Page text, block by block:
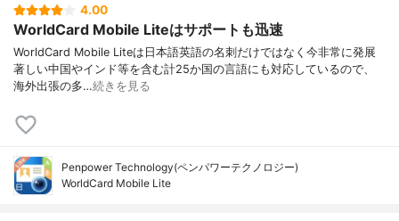
4.00
WorldCard Mobile Liteはサポートも迅速
WorldCard Mobile Liteは日本語英語の名刺だけではなく今非常に発展
著しい中国やインド等を含む計25か国の言語にも対応しているので、
海外出張の多…続きを見る
Penpower Technology(ペンパワーテクノロジー)
WorldCard Mobile Lite